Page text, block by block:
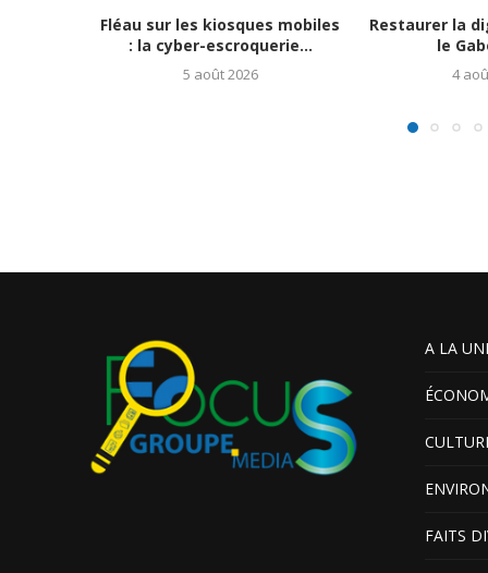
Fléau sur les kiosques mobiles
: la cyber-escroquerie...
5 août 2026
Restaurer la
le
4
A LA
FAITS